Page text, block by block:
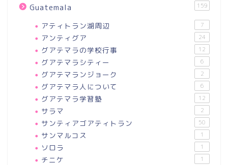
Guatemala 159
アティトラン湖周辺 7
アンティグア 24
グアテマラの学校行事 12
グアテマラシティー 6
グアテマランジョーク 2
グアテマラ人について 6
グアテマラ学習塾 12
サラマ 2
サンティアゴアティトラン 50
サンマルコス 1
ソロラ 1
チニケ 1